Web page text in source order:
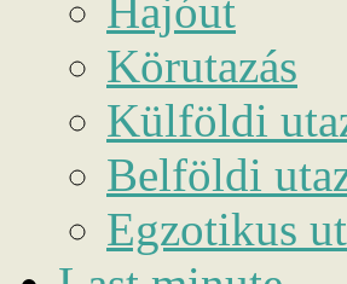
Hajóut
Körutazás
Külföldi
Belföldi
Egzotikus